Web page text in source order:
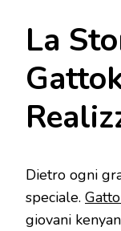
La
Dietro ogni
speciale.
giovani